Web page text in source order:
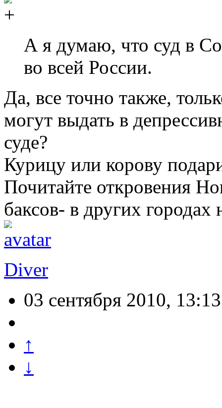
А я думаю, что суд в
во всей России.
Да, все точно также,
могут выдать в
суде?
Курицу или корову
Почитайте откровения
баксов- в других городах
Diver
03 сентября 2010, 13:13
↑
↓